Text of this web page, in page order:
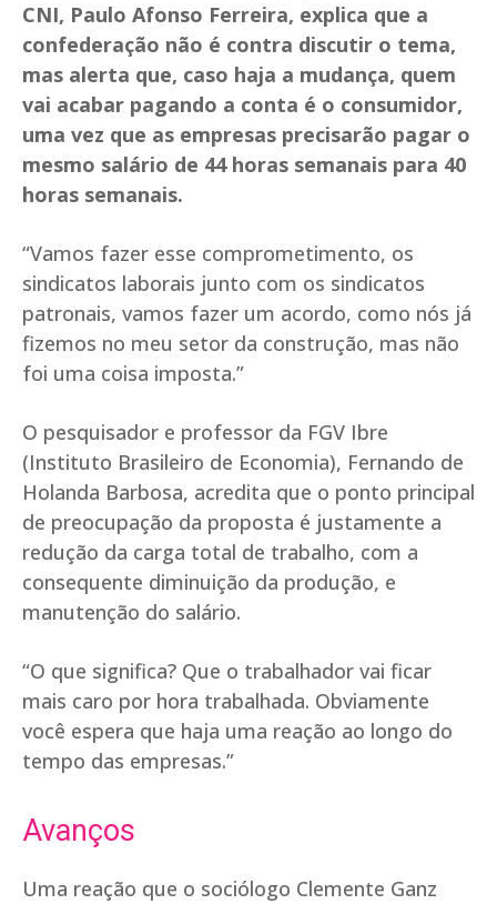
CNI, Paulo Afonso Ferreira, explica que a
confederação não é contra discutir o tema,
mas alerta que, caso haja a mudança, quem
vai acabar pagando a conta é o consumidor,
uma vez que as empresas precisarão pagar o
mesmo salário de 44 horas semanais para 40
horas semanais.
“Vamos fazer esse comprometimento, os
sindicatos laborais junto com os sindicatos
patronais, vamos fazer um acordo, como nós já
fizemos no meu setor da construção, mas não
foi uma coisa imposta.”
O pesquisador e professor da FGV Ibre
(Instituto Brasileiro de Economia), Fernando de
Holanda Barbosa, acredita que o ponto principal
de preocupação da proposta é justamente a
redução da carga total de trabalho, com a
consequente diminuição da produção, e
manutenção do salário.
“O que significa? Que o trabalhador vai ficar
mais caro por hora trabalhada. Obviamente
você espera que haja uma reação ao longo do
tempo das empresas.”
Avanços
Uma reação que o sociólogo Clemente Ganz